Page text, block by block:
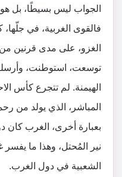
الجواب ليس بسيطًا، بل
فالقوى الغربية، في
الغزو، على مدى قرنين
توسعت، استوطنت،
الهيمنة. لم تتجرع كأس
المباشر، الذي يولد من
بعبارة أخرى، الغرب
نير المُحتل، وهذا ما
الشعبية في دول الغرب.